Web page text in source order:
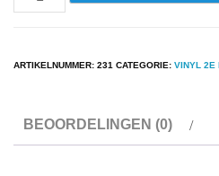
-
-
Can
Wait
ARTIKELNUMMER: 231 CATEGORIE: VINYL 2E
BEOORDELINGEN (0)